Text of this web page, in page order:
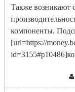
Также возникают
компоненты.
[url=https://